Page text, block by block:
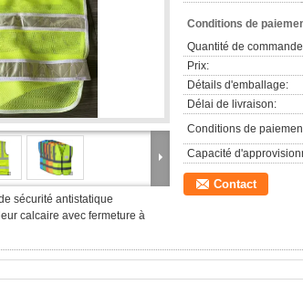
sécurité antistatique
calcaire avec fermeture à
Conditions de
Quantité de
Prix:
Détails d'emballage:
Délai de livraison:
Conditions de
Capacité
Contact